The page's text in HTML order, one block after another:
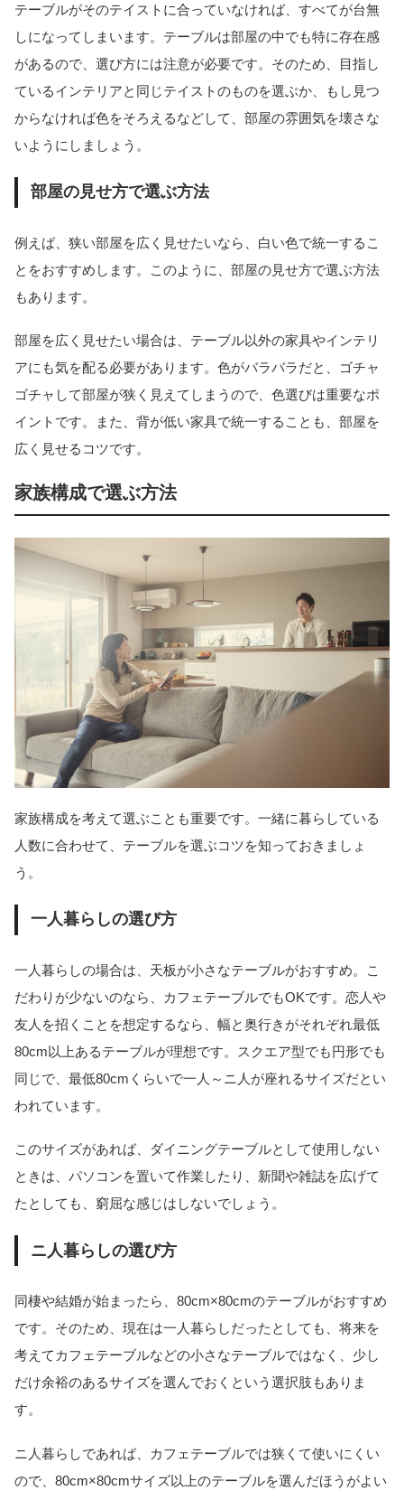
テーブルがそのテイストに合っていなければ、すべてが台無
しになってしまいます。テーブルは部屋の中でも特に存在感
があるので、選び方には注意が必要です。そのため、目指し
ているインテリアと同じテイストのものを選ぶか、もし見つ
からなければ色をそろえるなどして、部屋の雰囲気を壊さな
いようにしましょう。
部屋の見せ方で選ぶ方法
例えば、狭い部屋を広く見せたいなら、白い色で統一するこ
とをおすすめします。このように、部屋の見せ方で選ぶ方法
もあります。
部屋を広く見せたい場合は、テーブル以外の家具やインテリ
アにも気を配る必要があります。色がバラバラだと、ゴチャ
ゴチャして部屋が狭く見えてしまうので、色選びは重要なポ
イントです。また、背が低い家具で統一することも、部屋を
広く見せるコツです。
家族構成で選ぶ方法
家族構成を考えて選ぶことも重要です。一緒に暮らしている
人数に合わせて、テーブルを選ぶコツを知っておきましょ
う。
一人暮らしの選び方
一人暮らしの場合は、天板が小さなテーブルがおすすめ。こ
だわりが少ないのなら、カフェテーブルでもOKです。恋人や
友人を招くことを想定するなら、幅と奥行きがそれぞれ最低
80cm以上あるテーブルが理想です。スクエア型でも円形でも
同じで、最低80cmくらいで一人～ニ人が座れるサイズだとい
われています。
このサイズがあれば、ダイニングテーブルとして使用しない
ときは、パソコンを置いて作業したり、新聞や雑誌を広げて
たとしても、窮屈な感じはしないでしょう。
ニ人暮らしの選び方
同棲や結婚が始まったら、80cm×80cmのテーブルがおすすめ
です。そのため、現在は一人暮らしだったとしても、将来を
考えてカフェテーブルなどの小さなテーブルではなく、少し
だけ余裕のあるサイズを選んでおくという選択肢もありま
す。
ニ人暮らしであれば、カフェテーブルでは狭くて使いにくい
ので、80cm×80cmサイズ以上のテーブルを選んだほうがよい